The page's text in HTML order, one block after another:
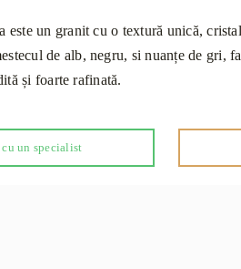
este un granit cu o textură unică,
de alb, negru, si nuanțe de gri,
și foarte rafinată.
un specialist